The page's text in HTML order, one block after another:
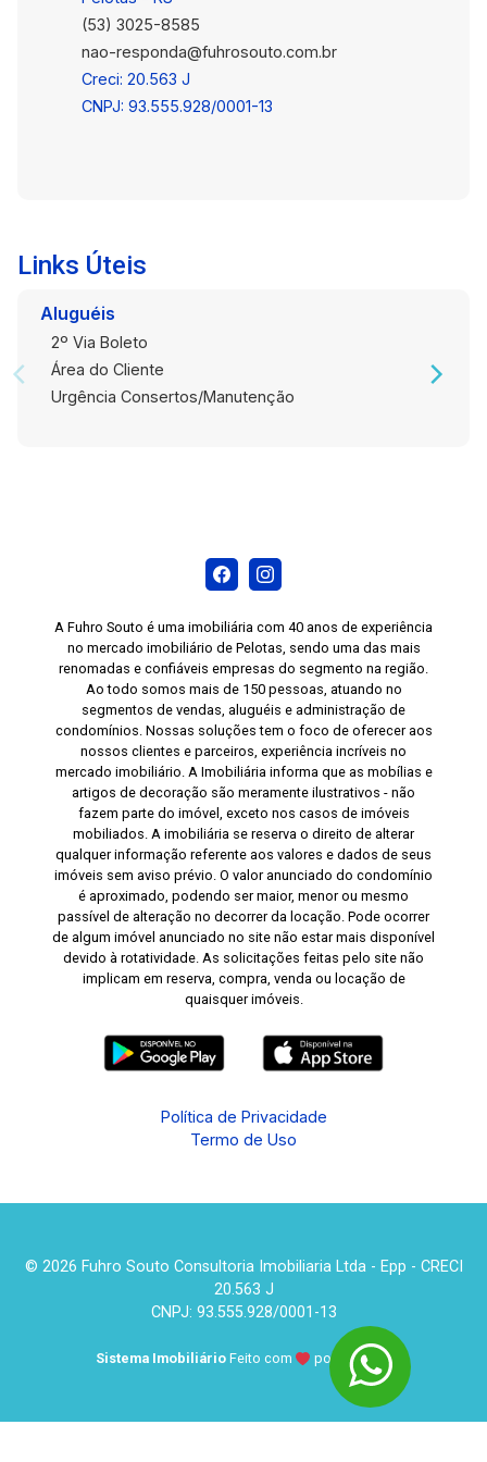
(53) 3025-8585
nao-responda@fuhrosouto.com.br
Creci: 20.563 J
CNPJ: 93.555.928/0001-13
Links Úteis
Aluguéis
2º Via Boleto
Área do Cliente
Urgência Consertos/Manutenção
A Fuhro Souto é uma imobiliária com 40 anos de experiência
no mercado imobiliário de Pelotas, sendo uma das mais
renomadas e confiáveis empresas do segmento na região.
Ao todo somos mais de 150 pessoas, atuando no
segmentos de vendas, aluguéis e administração de
condomínios. Nossas soluções tem o foco de oferecer aos
nossos clientes e parceiros, experiência incríveis no
mercado imobiliário. A Imobiliária informa que as mobílias e
artigos de decoração são meramente ilustrativos - não
fazem parte do imóvel, exceto nos casos de imóveis
mobiliados. A imobiliária se reserva o direito de alterar
qualquer informação referente aos valores e dados de seus
imóveis sem aviso prévio. O valor anunciado do condomínio
é aproximado, podendo ser maior, menor ou mesmo
passível de alteração no decorrer da locação. Pode ocorrer
de algum imóvel anunciado no site não estar mais disponível
devido à rotatividade. As solicitações feitas pelo site não
implicam em reserva, compra, venda ou locação de
quaisquer imóveis.
Política de Privacidade
Termo de Uso
© 2026 Fuhro Souto Consultoria Imobiliaria Ltda - Epp - CRECI
20.563 J
CNPJ: 93.555.928/0001-13
Sistema Imobiliário Feito com por KUROLE